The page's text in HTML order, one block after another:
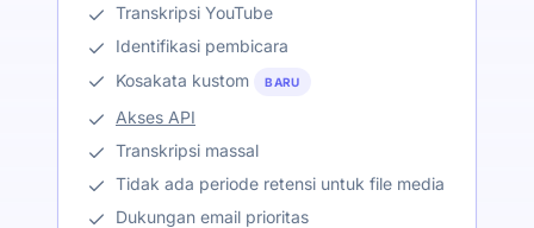
Transkripsi YouTube
Identifikasi pembicara
Kosakata kustom
BARU
Akses API
Transkripsi massal
Tidak ada periode retensi untuk file media
Dukungan email prioritas